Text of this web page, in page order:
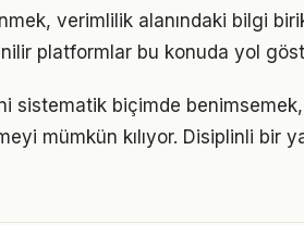
verimlilik alanındaki bilgi
platformlar bu konuda yol
sistematik biçimde
mümkün kılıyor. Disiplinli bir